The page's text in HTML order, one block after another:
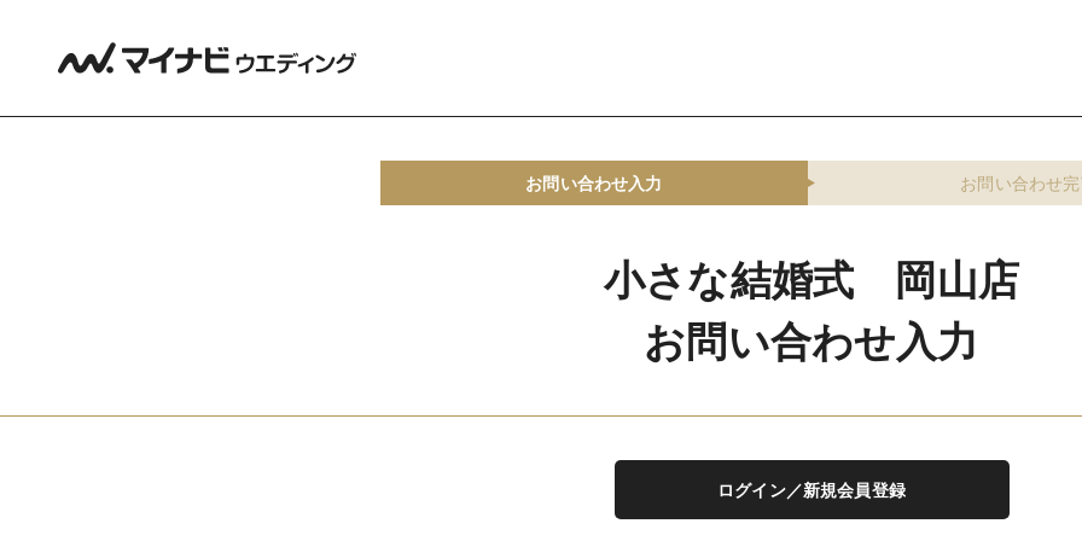
お問い合わせ入力 お問い合わせ
小さな結婚式 岡山店
お問い合わせ入力
ログイン／新規会員登録